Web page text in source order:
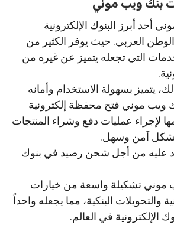
بنك ويب موني
أحد أبرز البنوك الإلكترونية
العربي. حيث يوفر الكثير من
التي تجعله يتميز عن غيره من
يتميز بسهولة الاستخدام وأمانه
ويب موني فتح محفظة إلكترونية
لإجراء عمليات دفع وشراء المنتجات
بشكل آمن وسهل.
عليه من أجل شحن رصيد في بنوك
موني تشكيلة واسعة من خيارات
والتحويلات البنكية، مما يجعله واحداً
الإلكترونية في العالم.